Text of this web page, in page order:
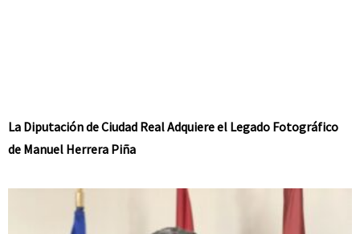
La Diputación de Ciudad Real Adquiere el Legado Fotográfico
de Manuel Herrera Piña